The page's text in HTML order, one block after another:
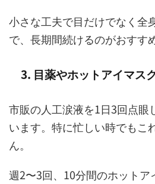
小さな工夫で目だけでなく全
で、長期間続けるのがおすす
3. 目薬やホットアイマス
市販の人工涙液を1日3回点眼
います。特に忙しい時でもこ
ん。
週2〜3回、10分間のホットア